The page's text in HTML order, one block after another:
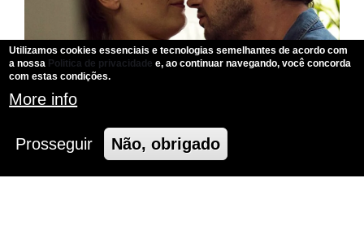
Utilizamos cookies essenciais e tecnologias semelhantes de acordo com
a nossa Politica de privacidade e, ao continuar navegando, você concorda
com estas condições.
More info
Prosseguir Não, obrigado